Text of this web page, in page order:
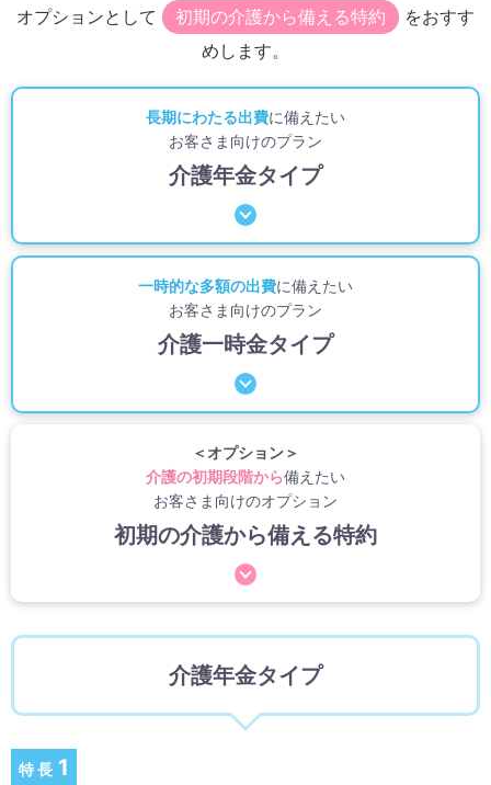
オプションとして
初期の介護から備える特約
をおすす
めします。
長期にわたる出費に備えたい
お客さま向けのプラン
介護年金タイプ
一時的な多額の出費に備えたい
お客さま向けのプラン
介護一時金タイプ
＜オプション＞
介護の初期段階から備えたい
お客さま向けのオプション
初期の介護から備える特約
介護年金タイプ
特長 1